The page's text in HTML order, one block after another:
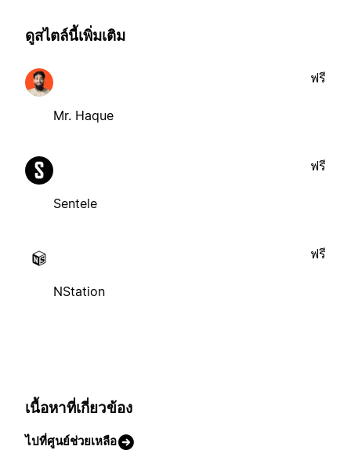
ดูสไตล์นี้เพิ่มเติม
Mr. Haque
ฟรี
Sentele
ฟรี
NStation
ฟรี
เนื้อหาที่เกี่ยวข้อง
ไปที่ศูนย์ช่วยเหลือ